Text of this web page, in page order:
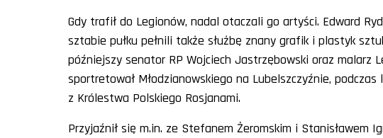
Gdy trafił do Legionów, nadal otaczali go artyści. Edward
sztabie pułku pełnili także służbę znany grafik i plastyk
późniejszy senator RP Wojciech Jastrzębowski oraz malarz
sportretował Młodzianowskiego na Lubelszczyźnie,
z Królestwa Polskiego Rosjanami.
Przyjaźnił się m.in. ze Stefanem Żeromskim i Stanisławem